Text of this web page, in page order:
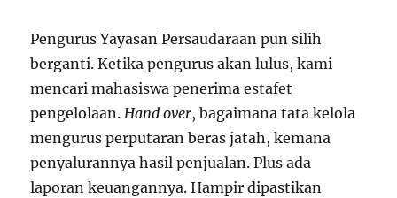
Pengurus Yayasan Persaudaraan pun silih
berganti. Ketika pengurus akan lulus, kami
mencari mahasiswa penerima estafet
pengelolaan.Hand over, bagaimana tata kelola
mengurus perputaran beras jatah, kemana
penyalurannya hasil penjualan. Plus ada
laporan keuangannya. Hampir dipastikan